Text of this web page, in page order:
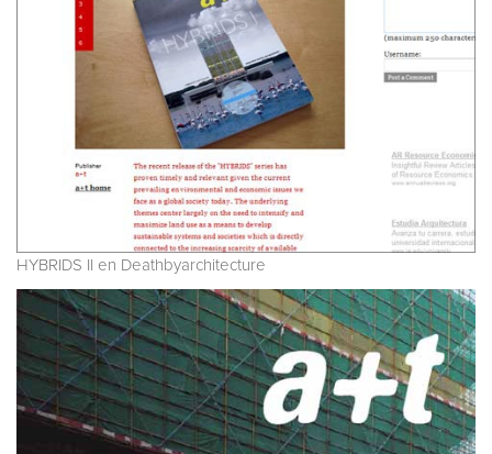
HYBRIDS II en Deathbyarchitecture